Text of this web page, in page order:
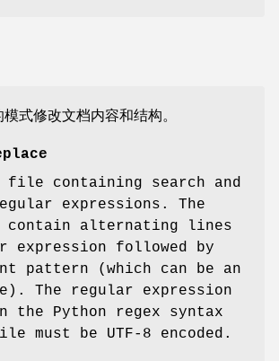
式修改文档内容和结构。
file containing search and
expressions. The
contain alternating lines
expression followed by
pattern (which can be an
The regular expression
the Python regex syntax
must be UTF-8 encoded.